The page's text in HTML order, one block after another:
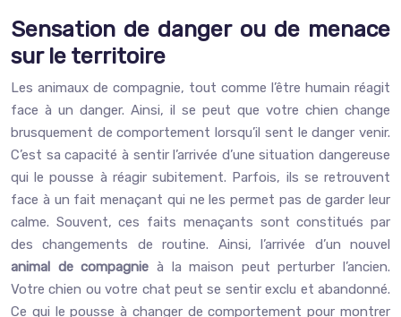
Sensation de danger ou de menace
sur le territoire
Les animaux de compagnie, tout comme l’être humain réagit
face à un danger. Ainsi, il se peut que votre chien change
brusquement de comportement lorsqu’il sent le danger venir.
C’est sa capacité à sentir l’arrivée d’une situation dangereuse
qui le pousse à réagir subitement. Parfois, ils se retrouvent
face à un fait menaçant qui ne les permet pas de garder leur
calme. Souvent, ces faits menaçants sont constitués par
des changements de routine. Ainsi, l’arrivée d’un nouvel
animal de compagnie à la maison peut perturber l’ancien.
Votre chien ou votre chat peut se sentir exclu et abandonné.
Ce qui le pousse à changer de comportement pour montrer